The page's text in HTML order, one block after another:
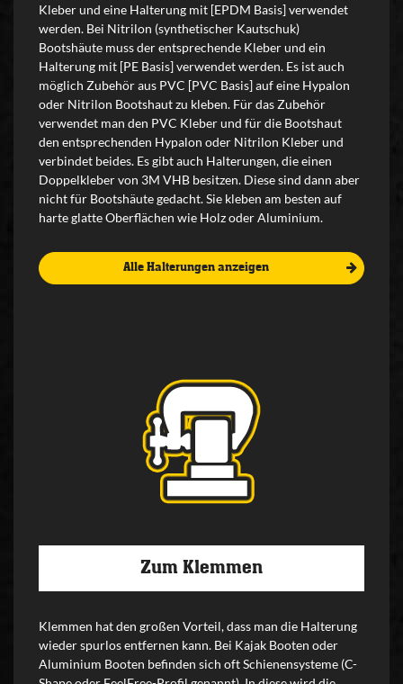
Kleber und eine Halterung mit [EPDM Basis] verwendet
werden. Bei Nitrilon (synthetischer Kautschuk)
Bootshäute muss der entsprechende Kleber und ein
Halterung mit [PE Basis] verwendet werden. Es ist auch
möglich Zubehör aus PVC [PVC Basis] auf eine Hypalon
oder Nitrilon Bootshaut zu kleben. Für das Zubehör
verwendet man den PVC Kleber und für die Bootshaut
den entsprechenden Hypalon oder Nitrilon Kleber und
verbindet beides. Es gibt auch Halterungen, die einen
Doppelkleber von 3M VHB besitzen. Diese sind dann aber
nicht für Bootshäute gedacht. Sie kleben am besten auf
harte glatte Oberflächen wie Holz oder Aluminium.
Alle Halterungen anzeigen
Zum Klemmen
Klemmen hat den großen Vorteil, dass man die Halterung
wieder spurlos entfernen kann. Bei Kajak Booten oder
Aluminium Booten befinden sich oft Schienensysteme (C-